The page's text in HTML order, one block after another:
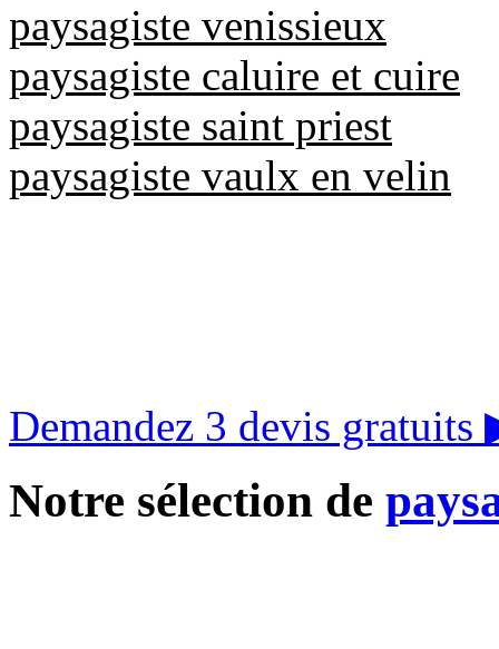
paysagiste venissieux
paysagiste caluire et cuire
paysagiste saint priest
paysagiste vaulx en velin
Demandez 3 devis gratuits
Notre sélection de